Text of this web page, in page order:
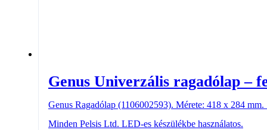
Genus Univerzális ragadólap –
Genus Ragadólap (1106002593). Mérete: 418 x 284 mm.
Minden Pelsis Ltd. LED-es készülékbe használatos.